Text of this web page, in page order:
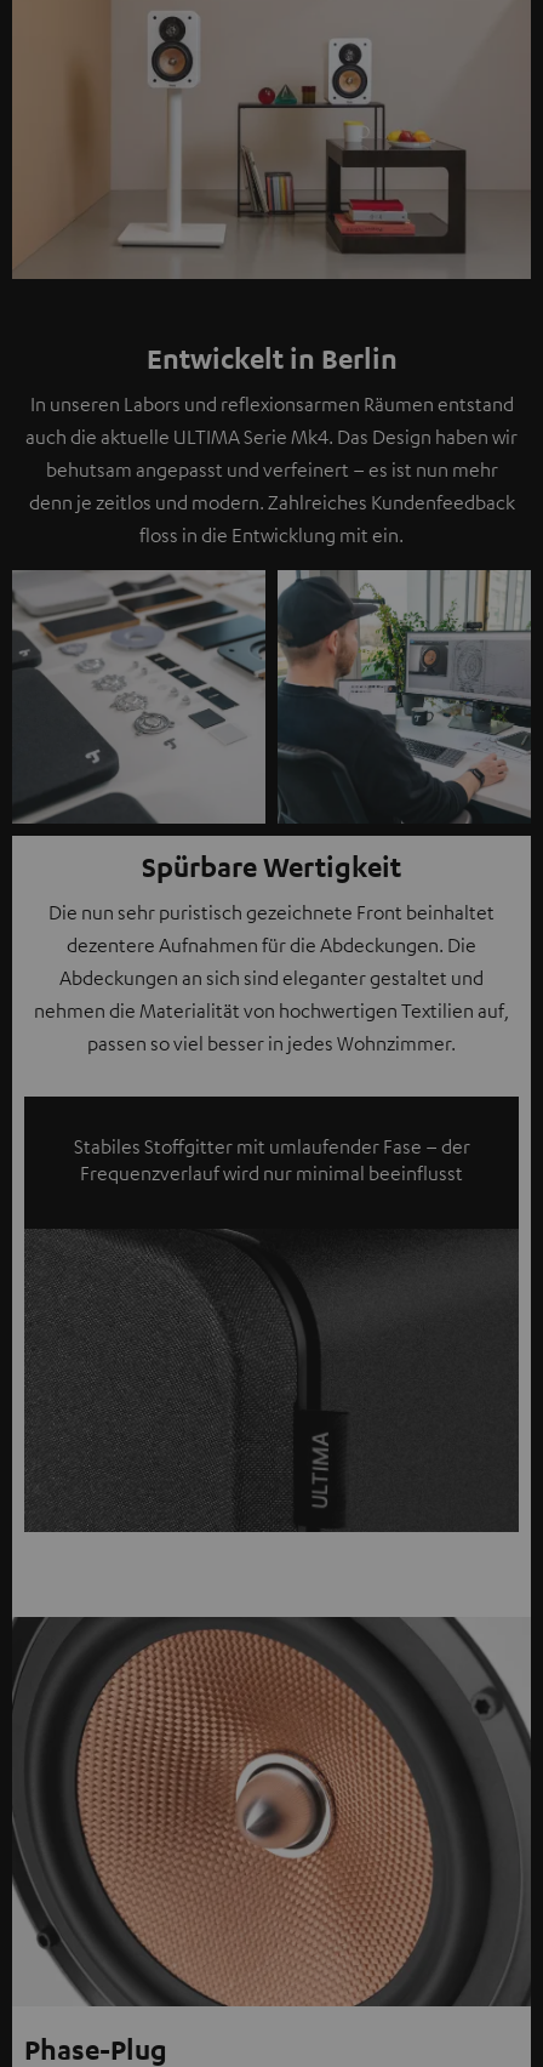
Entwickelt in Berlin
In unseren Labors und reflexionsarmen Räumen entstand
auch die aktuelle ULTIMA Serie Mk4. Das Design haben wir
behutsam angepasst und verfeinert – es ist nun mehr
denn je zeitlos und modern. Zahlreiches Kundenfeedback
floss in die Entwicklung mit ein.
Spürbare Wertigkeit
Die nun sehr puristisch gezeichnete Front beinhaltet
dezentere Aufnahmen für die Abdeckungen. Die
Abdeckungen an sich sind eleganter gestaltet und
nehmen die Materialität von hochwertigen Textilien auf,
passen so viel besser in jedes Wohnzimmer.
Stabiles Stoffgitter mit umlaufender Fase – der
Frequenzverlauf wird nur minimal beeinflusst
Phase-Plug